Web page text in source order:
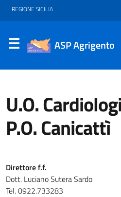
REGIONE SICILIA
ASP Agrigento
U.O.
P.O. Canicattì
Direttore f.f.
Dott. Luciano Sutera Sardo
Tel. 0922.733283